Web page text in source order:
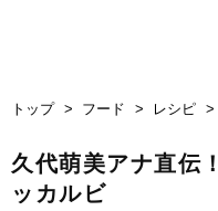
トップ フード レシピ
久代萌美アナ直伝
ッカルビ